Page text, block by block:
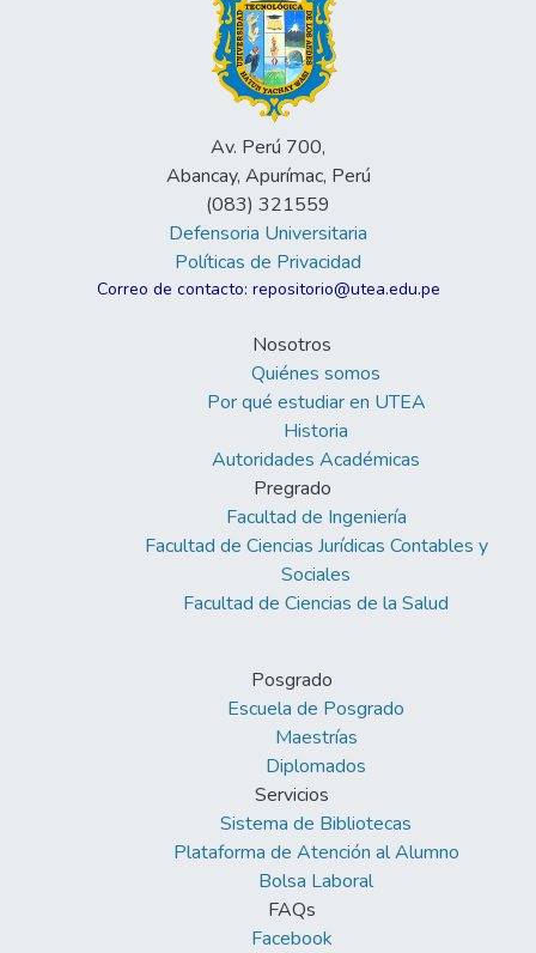
Av. Perú 700,
Abancay, Apurímac, Perú
(083) 321559
Defensoria Universitaria
Políticas de Privacidad
Correo de contacto: repositorio@utea.edu.pe
Nosotros
Quiénes somos
Por qué estudiar en UTEA
Historia
Autoridades Académicas
Pregrado
Facultad de Ingeniería
Facultad de Ciencias Jurídicas Contables y
Sociales
Facultad de Ciencias de la Salud
Posgrado
Escuela de Posgrado
Maestrías
Diplomados
Servicios
Sistema de Bibliotecas
Plataforma de Atención al Alumno
Bolsa Laboral
FAQs
Facebook